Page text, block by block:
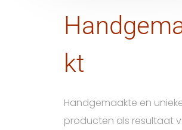
kt
Handgemaakte en
producten als resultaat